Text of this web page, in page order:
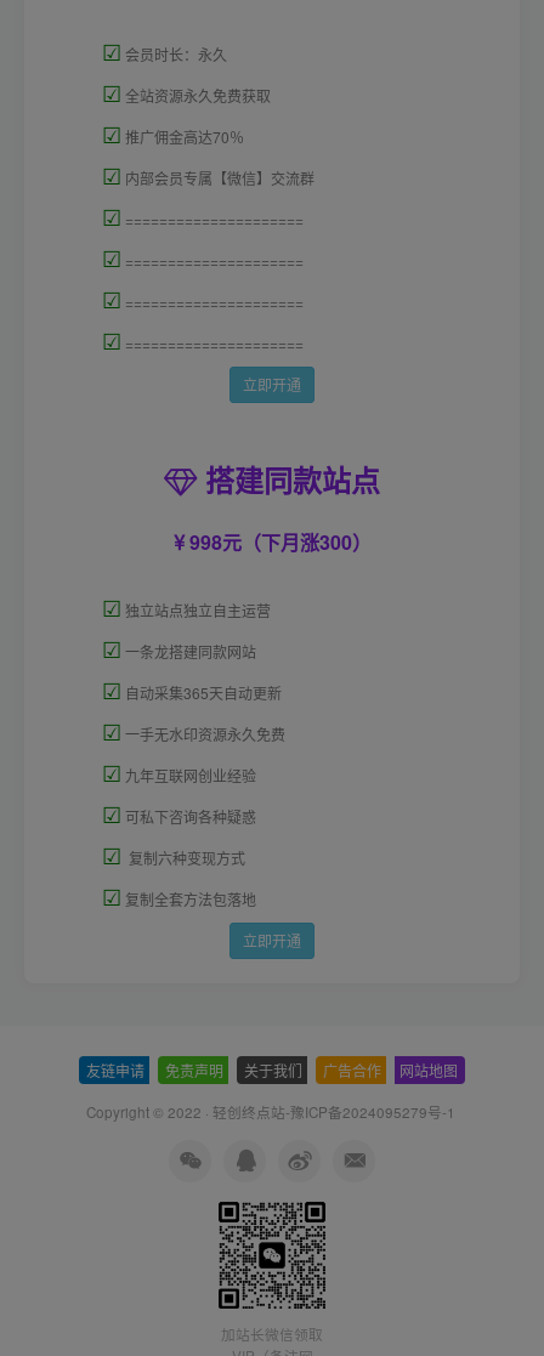
☑ 会员时长：永久
☑ 全站资源永久免费获取
☑ 推广佣金高达70％
☑ 内部会员专属【微信】交流群
☑ =====================
☑ =====================
☑ =====================
☑ =====================
立即开通
搭建同款站点
998元（下月涨300）
☑ 独立站点独立自主运营
☑ 一条龙搭建同款网站
☑ 自动采集365天自动更新
☑ 一手无水印资源永久免费
☑ 九年互联网创业经验
☑ 可私下咨询各种疑惑
☑ 复制六种变现方式
☑ 复制全套方法包落地
立即开通
友链申请 免责声明 关于我们 广告合作 网站地图
Copyright © 2022 · 轻创终点站-豫ICP备2024095279号-1
加站长微信领取